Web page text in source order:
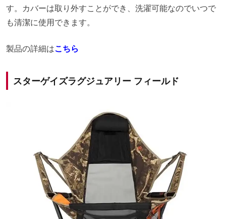
す。カバーは取り外すことができ、洗濯可能なのでいつで
も清潔に使用できます。
製品の詳細はこちら
スターゲイズラグジュアリー フィールド